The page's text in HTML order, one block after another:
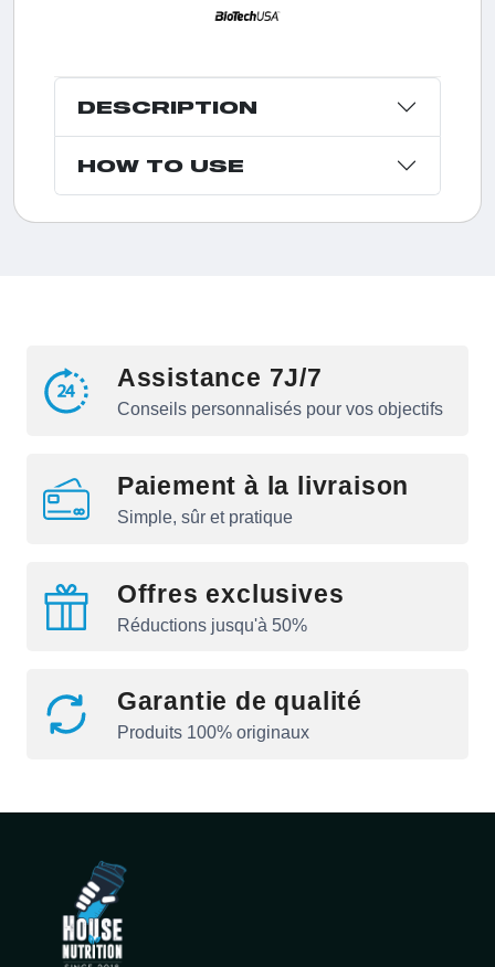
DESCRIPTION
HOW TO USE
Assistance 7J/7
Conseils personnalisés pour vos objectifs
Paiement à la livraison
Simple, sûr et pratique
Offres exclusives
Réductions jusqu'à 50%
Garantie de qualité
Produits 100% originaux